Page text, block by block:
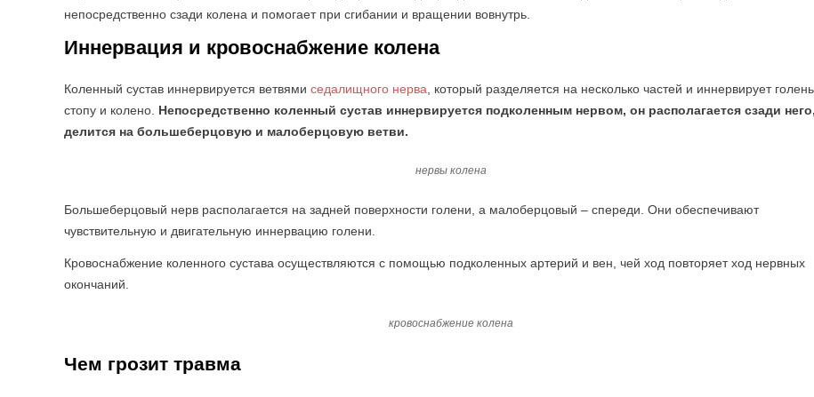
непосредственно сзади колена и помогает при сгибании и вращении вовнутрь.
Иннервация и кровоснабжение колена
Коленный сустав иннервируется ветвями седалищного нерва , который разделяется на несколько частей и иннервирует голень,
стопу и колено. Непосредственно коленный сустав иннервируется подколенным нервом, он располагается сзади
делится на большеберцовую и малоберцовую ветви.
нервы колена
Большеберцовый нерв располагается на задней поверхности голени, а малоберцовый – спереди. Они обеспечивают
чувствительную и двигательную иннервацию голени.
Кровоснабжение коленного сустава осуществляются с помощью подколенных артерий и вен, чей ход повторяет ход нервных
окончаний.
кровоснабжение колена
Чем грозит травма